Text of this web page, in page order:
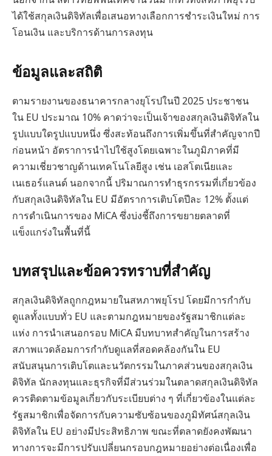
ได้ใช้สกุลเงินดิจิทัลเพื่อเสนอทางเลือกการชำระเงินใหม่ การ
โอนเงิน และบริการด้านการลงทุน
ข้อมูลและสถิติ
ตามรายงานของธนาคารกลางยุโรปในปี 2025 ประชาชน
ใน EU ประมาณ 10% คาดว่าจะเป็นเจ้าของสกุลเงินดิจิทัลใน
รูปแบบใดรูปแบบหนึ่ง ซึ่งสะท้อนถึงการเพิ่มขึ้นที่สำคัญจากปี
ก่อนหน้า อัตราการนำไปใช้สูงโดยเฉพาะในภูมิภาคที่มี
ความเชี่ยวชาญด้านเทคโนโลยีสูง เช่น เอสโตเนียและ
เนเธอร์แลนด์ นอกจากนี้ ปริมาณการทำธุรกรรมที่เกี่ยวข้อง
กับสกุลเงินดิจิทัลใน EU มีอัตราการเติบโตปีละ 12% ตั้งแต่
การดำเนินการของ MiCA ซึ่งบ่งชี้ถึงการขยายตลาดที่
แข็งแกร่งในพื้นที่นี้
บทสรุปและข้อควรทราบที่สำคัญ
สกุลเงินดิจิทัลถูกกฎหมายในสหภาพยุโรป โดยมีการกำกับ
ดูแลทั้งแบบทั่ว EU และตามกฎหมายของรัฐสมาชิกแต่ละ
แห่ง การนำเสนอกรอบ MiCA มีบทบาทสำคัญในการสร้าง
สภาพแวดล้อมการกำกับดูแลที่สอดคล้องกันใน EU
สนับสนุนการเติบโตและนวัตกรรมในภาคส่วนของสกุลเงิน
ดิจิทัล นักลงทุนและธุรกิจที่มีส่วนร่วมในตลาดสกุลเงินดิจิทัล
ควรติดตามข้อมูลเกี่ยวกับระเบียบต่าง ๆ ที่เกี่ยวข้องในแต่ละ
รัฐสมาชิกเพื่อจัดการกับความซับซ้อนของภูมิทัศน์สกุลเงิน
ดิจิทัลใน EU อย่างมีประสิทธิภาพ ขณะที่ตลาดยังคงพัฒนา
ทางการจะมีการปรับเปลี่ยนกรอบกฎหมายอย่างต่อเนื่องเพื่อ